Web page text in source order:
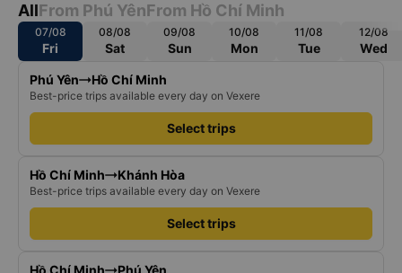
AllFrom Phú YênFrom Hồ Chí Minh
07/08
Fri
08/08
Sat
09/08
Sun
10/08
Mon Tue Wed
Phú Yên Hồ Chí Minh
Select trips
Hồ Chí Minh Khánh Hòa